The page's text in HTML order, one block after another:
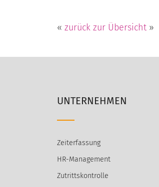
« zurück zur Übersicht »
UNTERNEHMEN
Zeiterfassung
HR-Management
Zutrittskontrolle